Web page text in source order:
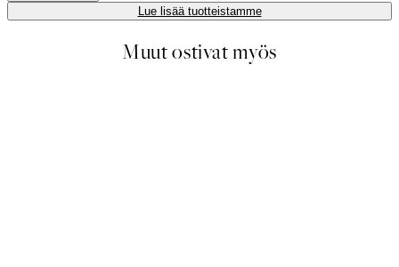
Lue lisää tuotteistamme
Muut ostivat myös